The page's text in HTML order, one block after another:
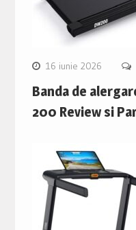
16 iunie 2026
Banda de
200 Review si